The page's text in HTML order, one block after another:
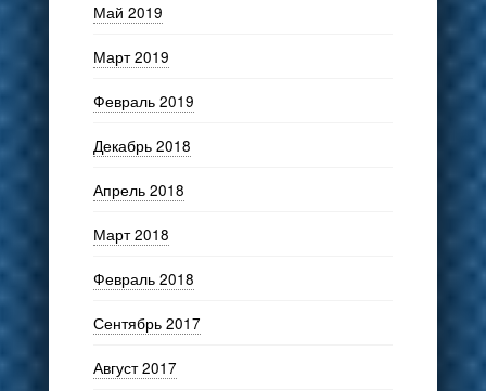
Май 2019
Март 2019
Февраль 2019
Декабрь 2018
Апрель 2018
Март 2018
Февраль 2018
Сентябрь 2017
Август 2017